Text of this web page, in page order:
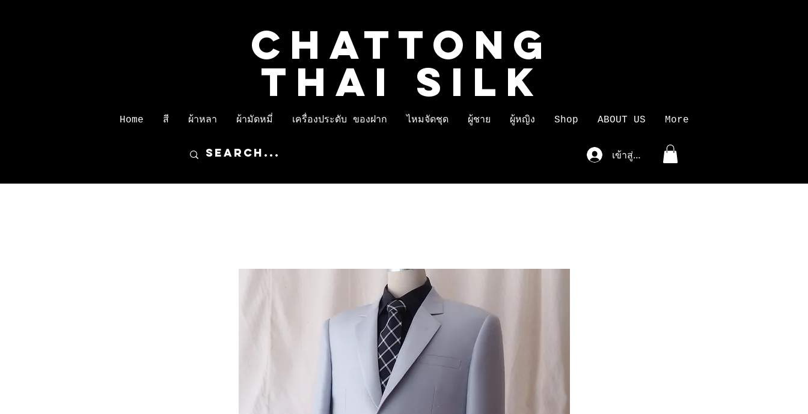
CHATTONG
THAI SILK
Home สี ผ้าหลา ผ้ามัดหมี่ เครื่องประดับ ของฝาก ไหมจัดชุด ผู้ชาย ผู้หญิง Shop ABOUT US More
เข้าสู่ระบบ